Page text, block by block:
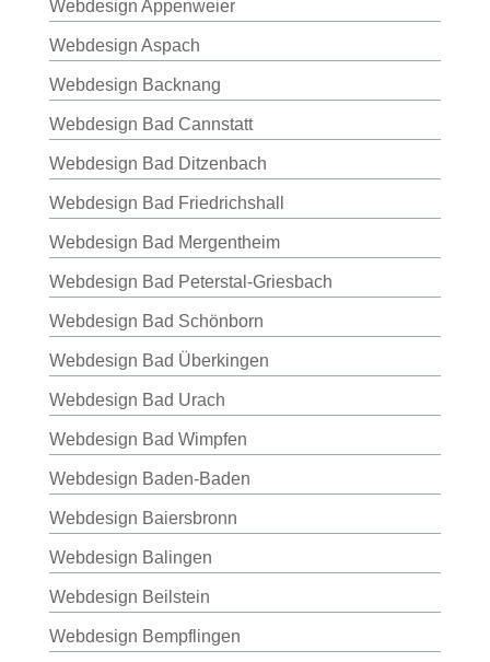
Webdesign Appenweier
Webdesign Aspach
Webdesign Backnang
Webdesign Bad Cannstatt
Webdesign Bad Ditzenbach
Webdesign Bad Friedrichshall
Webdesign Bad Mergentheim
Webdesign Bad Peterstal-Griesbach
Webdesign Bad Schönborn
Webdesign Bad Überkingen
Webdesign Bad Urach
Webdesign Bad Wimpfen
Webdesign Baden-Baden
Webdesign Baiersbronn
Webdesign Balingen
Webdesign Beilstein
Webdesign Bempflingen